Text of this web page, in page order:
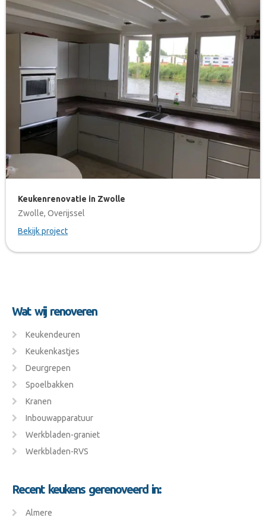
Keukenrenovatie in Zwolle
Zwolle, Overijssel
Bekijk project
Wat wij renoveren
Keukendeuren
Keukenkastjes
Deurgrepen
Spoelbakken
Kranen
Inbouwapparatuur
Werkbladen-graniet
Werkbladen-RVS
Recent keukens gerenoveerd in:
Almere